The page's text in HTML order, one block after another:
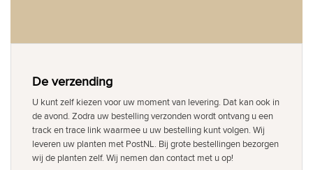
De verzending
U kunt zelf kiezen voor uw moment van levering. Dat kan ook in
de avond. Zodra uw bestelling verzonden wordt ontvang u een
track en trace link waarmee u uw bestelling kunt volgen. Wij
leveren uw planten met PostNL. Bij grote bestellingen bezorgen
wij de planten zelf. Wij nemen dan contact met u op!